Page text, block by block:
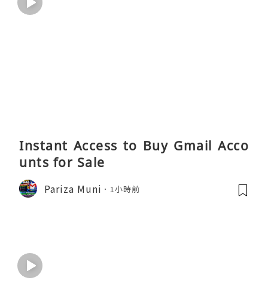
Instant Access to Buy Gmail Acco
unts for Sale
Pariza Muni 1小時前